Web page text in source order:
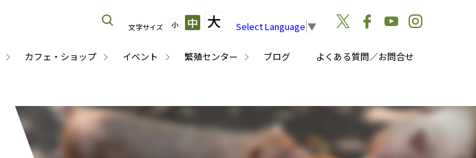
カフェ・ショップ イベント 繁殖センター ブログ よくある質問／お問合せ
文字サイズ 小 中 大 Select Language ▼